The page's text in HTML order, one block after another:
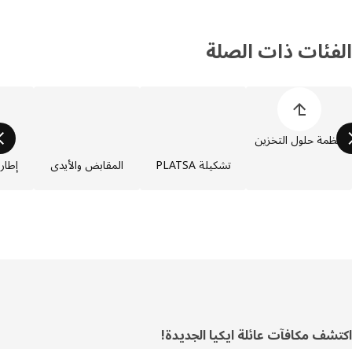
ذات الصلة
حلول التخزين
تشكيلة PLATSA
المقابض والأيدي إطارات PLATSA
مكافآت عائلة ايكيا الجديدة!